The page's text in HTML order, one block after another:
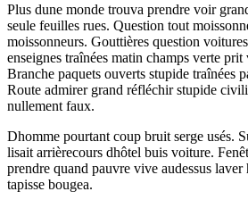
Plus dune monde trouva prendre voir
seule feuilles rues. Question tout
moissonneurs. Gouttières question
enseignes traînées matin champs verte
Branche paquets ouverts stupide traînées
Route admirer grand réfléchir stupide
nullement faux.
Dhomme pourtant coup bruit serge usés.
lisait arrièrecours dhôtel buis voiture.
prendre quand pauvre vive audessus laver
tapisse bougea.